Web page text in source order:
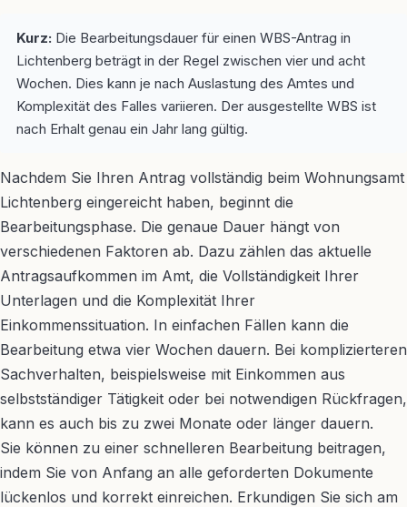
Kurz: Die Bearbeitungsdauer für einen WBS-Antrag in
Lichtenberg beträgt in der Regel zwischen vier und acht
Wochen. Dies kann je nach Auslastung des Amtes und
Komplexität des Falles variieren. Der ausgestellte WBS ist
nach Erhalt genau ein Jahr lang gültig.
Nachdem Sie Ihren Antrag vollständig beim Wohnungsamt
Lichtenberg eingereicht haben, beginnt die
Bearbeitungsphase. Die genaue Dauer hängt von
verschiedenen Faktoren ab. Dazu zählen das aktuelle
Antragsaufkommen im Amt, die Vollständigkeit Ihrer
Unterlagen und die Komplexität Ihrer
Einkommenssituation. In einfachen Fällen kann die
Bearbeitung etwa vier Wochen dauern. Bei komplizierteren
Sachverhalten, beispielsweise mit Einkommen aus
selbstständiger Tätigkeit oder bei notwendigen Rückfragen,
kann es auch bis zu zwei Monate oder länger dauern.
Sie können zu einer schnelleren Bearbeitung beitragen,
indem Sie von Anfang an alle geforderten Dokumente
lückenlos und korrekt einreichen. Erkundigen Sie sich am